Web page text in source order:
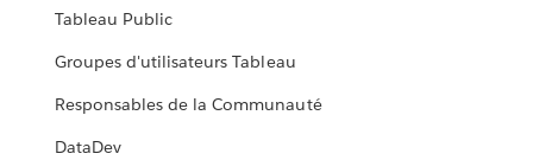
Tableau Public
Groupes d'utilisateurs Tableau
Responsables de la Communauté
DataDev